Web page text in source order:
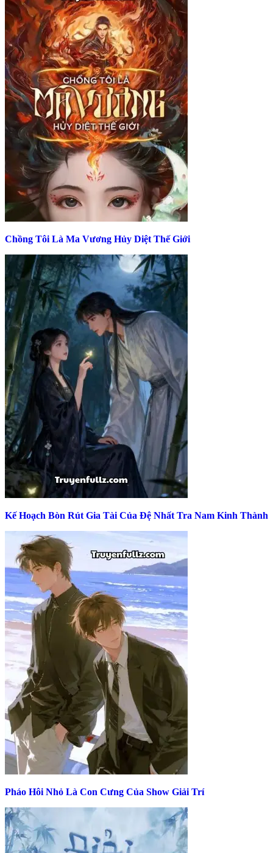
Chồng Tôi Là Ma Vương Hủy Diệt Thế Giới
Kế Hoạch Bòn Rút Gia Tài Của Đệ Nhất Tra Nam Kinh Thành
Pháo Hôi Nhỏ Là Con Cưng Của Show Giải Trí